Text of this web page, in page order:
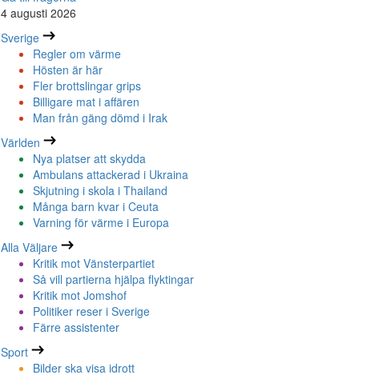
4 augusti 2026
Sverige
Regler om värme
Hösten är här
Fler brottslingar grips
Billigare mat i affären
Man från gäng dömd i Irak
Världen
Nya platser att skydda
Ambulans attackerad i Ukraina
Skjutning i skola i Thailand
Många barn kvar i Ceuta
Varning för värme i Europa
Alla Väljare
Kritik mot Vänsterpartiet
Så vill partierna hjälpa flyktingar
Kritik mot Jomshof
Politiker reser i Sverige
Färre assistenter
Sport
Bilder ska visa idrott